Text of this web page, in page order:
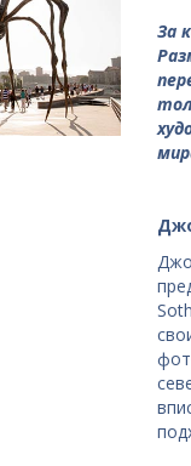
За